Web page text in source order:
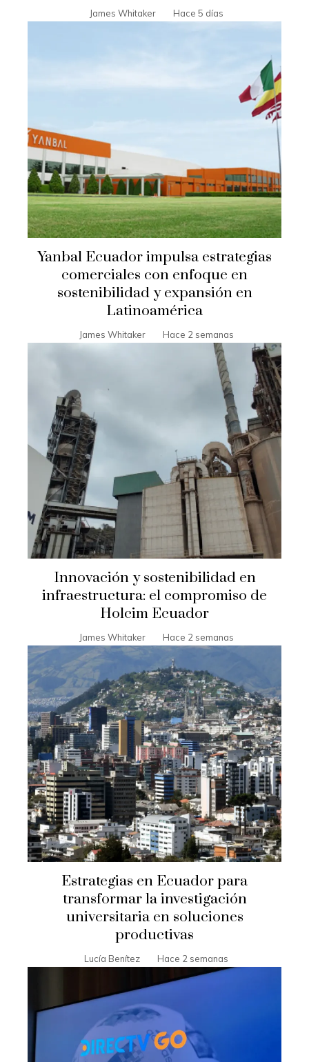
James Whitaker Hace 5 días
Yanbal Ecuador impulsa estrategias
comerciales con enfoque en
sostenibilidad y expansión en
Latinoamérica
James Whitaker Hace 2 semanas
Innovación y sostenibilidad en
infraestructura: el compromiso de
Holcim Ecuador
James Whitaker Hace 2 semanas
Estrategias en Ecuador para
transformar la investigación
universitaria en soluciones
productivas
Lucía Benítez Hace 2 semanas